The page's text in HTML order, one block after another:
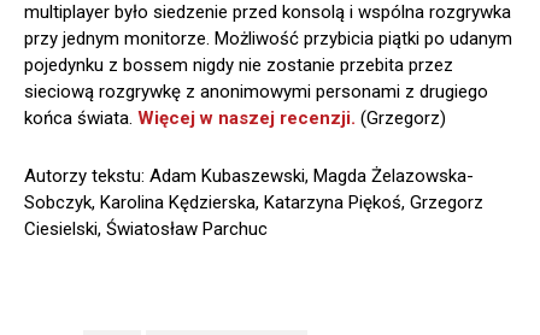
multiplayer było siedzenie przed konsolą i wspólna rozgrywka
przy jednym monitorze. Możliwość przybicia piątki po udanym
pojedynku z bossem nigdy nie zostanie przebita przez
sieciową rozgrywkę z anonimowymi personami z drugiego
końca świata. Więcej w naszej recenzji. (Grzegorz)
Autorzy tekstu: Adam Kubaszewski, Magda Żelazowska-
Sobczyk, Karolina Kędzierska, Katarzyna Piękoś, Grzegorz
Ciesielski, Światosław Parchuc